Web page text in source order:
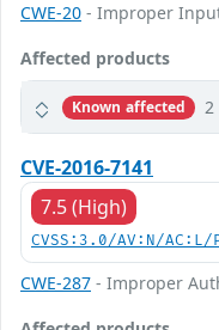
CWE-20 - Improper
Affected products
Known affected 2
CVE-2016-7141
7.5 (High)
CVSS:3.0/AV:N/
CWE-287 - Improper